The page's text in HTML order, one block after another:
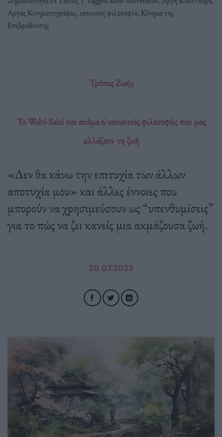
Αργός Κινηματογράφος, ιαπωνική φιλοσοφία, Κίνημα της
Επιβράδυνσης
Τρόπος Ζωής
Το Wabi-Sabi και ακόμα 6 ιαπωνικές φιλοσοφίες που μας
αλλάζουν τη ζωή
«Δεν θα κάνω την επιτυχία των άλλων
αποτυχία μου» και άλλες έννοιες που
μπορούν να χρησιμεύσουν ως “υπενθυμίσεις”
για το πώς να ζει κανείς μια ακμάζουσα ζωή.
20.07.2023